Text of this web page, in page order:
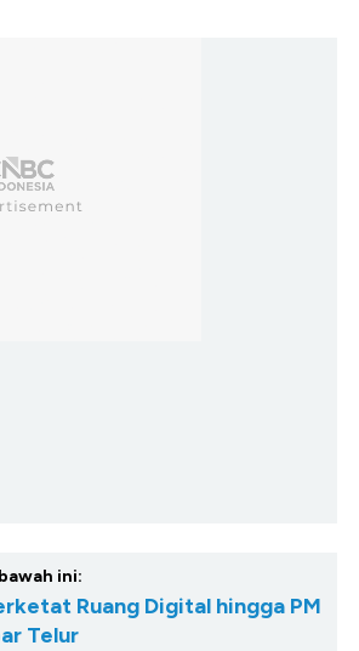
ini:
Ruang Digital hingga PM
Telur